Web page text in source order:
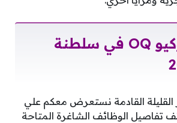
وظائف أوكيو OQ في سلطنة
القادمة نستعرض معكم علي
تفاصيل الوظائف الشاغرة المتاحة